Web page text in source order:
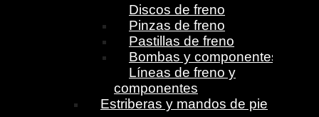
Discos de freno
Pinzas de freno
Pastillas de freno
Bombas y componentes
Líneas de freno y
componentes
Estriberas y mandos de pie